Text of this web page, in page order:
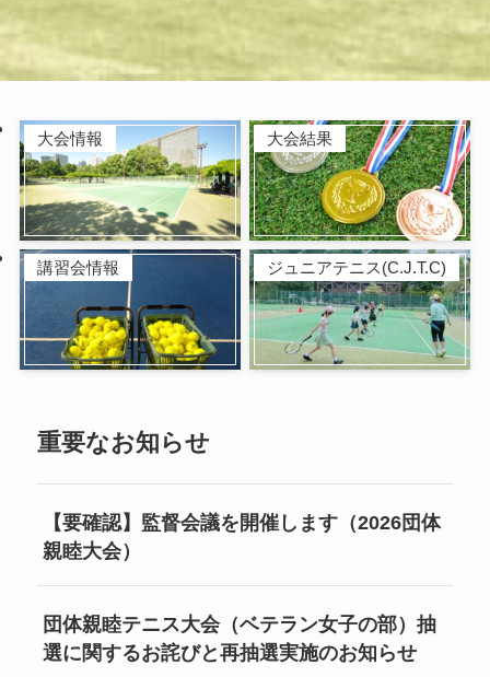
大会情報 大会結果
講習会情報 ジュニアテニス(C.J.T.C)
重要なお知らせ
【要確認】監督会議を開催します（2026団体
親睦大会）
団体親睦テニス大会（ベテラン女子の部）抽
選に関するお詫びと再抽選実施のお知らせ